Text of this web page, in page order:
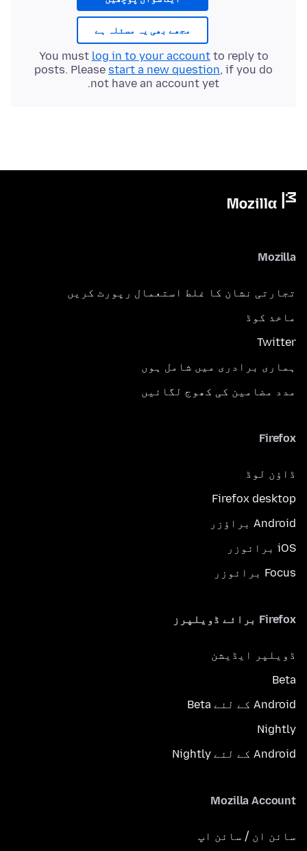
مجھے بھی یہ مسئلہ ہے
You must log in to your accountto reply to
posts. Please start a new question, if you do
not have an account yet.
Mozilla
تجارتی نشان کا غلط استعمال رپورٹ کریں
ماخذ کوڈ
Twitter
ہماری برادری میں شامل ہوں
مدد مضامین کی کھوج لگائیں
Firefox
ڈاؤن لوڈ
Firefox desktop
Android براؤزر
iOS برائوزر
Focus برائوزر
Firefox برائے ڈویلپرز
ڈویلپر ایڈیشن
Beta
Android کے لئے Beta
Nightly
Android کے لئے Nightly
Mozilla Account
سائن ان / سائن اپ